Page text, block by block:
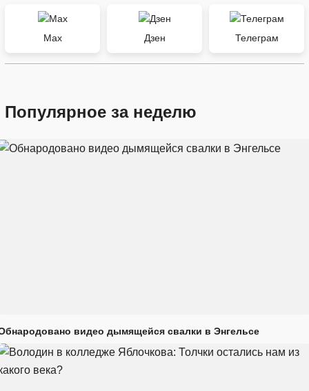
Max Дзен Телеграм
Популярное за неделю
видео дымящейся свалки в Энгельсе